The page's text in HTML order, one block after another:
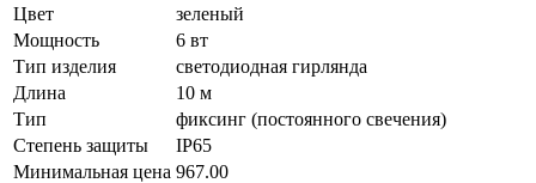
Цвет
зеленый
Мощность
6 вт
Тип изделия
светодиодная гирлянда
Длина
10 м
Тип
фиксинг (постоянного свечения)
Степень защиты
IP65
Минимальная цена 967.00